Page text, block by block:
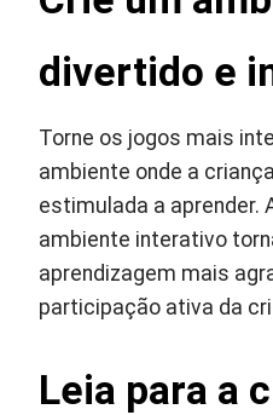
divertido e
Torne os jogos mais
ambiente onde a
estimulada a aprender.
ambiente interativo
aprendizagem mais
participação ativa da
Leia para a